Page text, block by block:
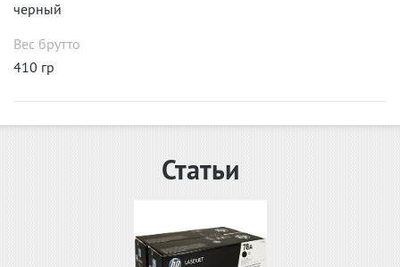
черный
Вес брутто
410 гр
Статьи